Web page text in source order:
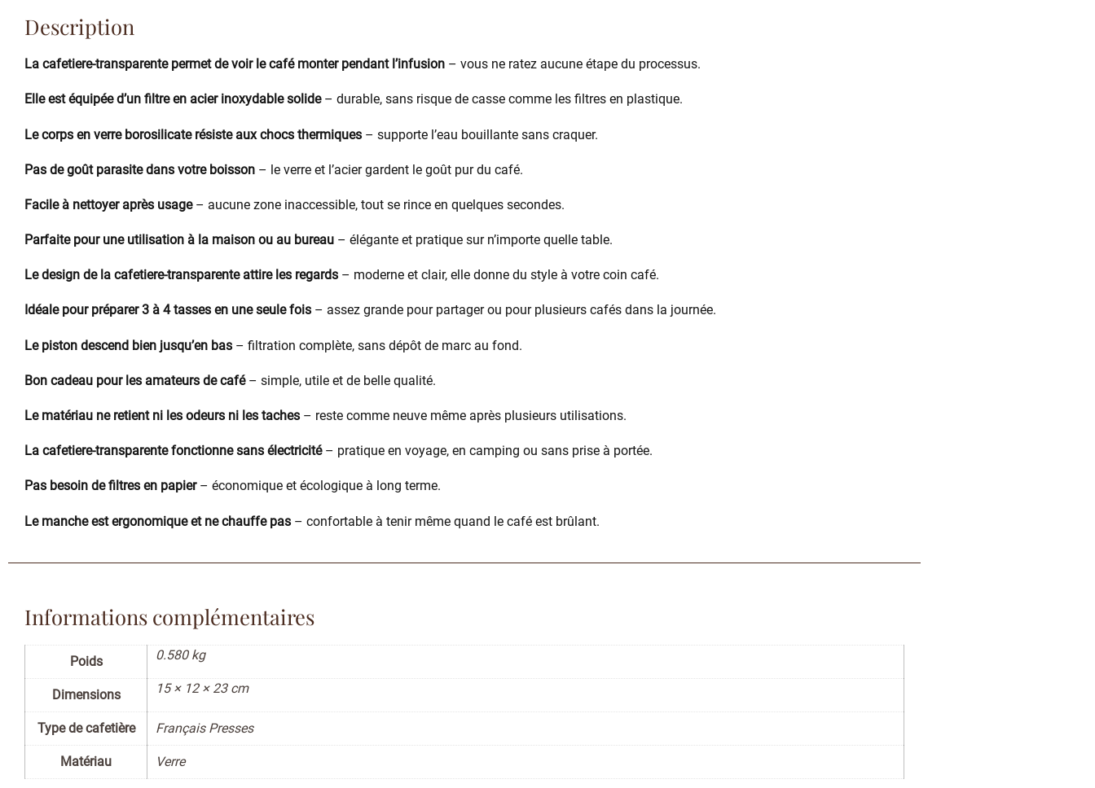
Description
La cafetiere-transparente permet de voir le café monter pendant l’infusion – vous ne ratez aucune étape du processus.
Elle est équipée d’un filtre en acier inoxydable solide– durable, sans risque de casse comme les filtres en plastique.
Le corps en verre borosilicate résiste aux chocs thermiques – supporte l’eau bouillante sans craquer.
Pas de goût parasite dans votre boisson – le verre et l’acier gardent le goût pur du café.
Facile à nettoyer après usage– aucune zone inaccessible, tout se rince en quelques secondes.
Parfaite pour une utilisation à la maison ou au bureau – élégante et pratique sur n’importe quelle table.
Le design de la cafetiere-transparente attire les regards – moderne et clair, elle donne du style à votre coin café.
Idéale pour préparer 3 à 4 tasses en une seule fois – assez grande pour partager ou pour plusieurs cafés dans la journée.
Le piston descend bien jusqu’en bas – filtration complète, sans dépôt de marc au fond.
Bon cadeau pour les amateurs de café– simple, utile et de belle qualité.
Le matériau ne retient ni les odeurs ni les taches – reste comme neuve même après plusieurs utilisations.
La cafetiere-transparente fonctionne sans électricité– pratique en voyage, en camping ou sans prise à portée.
Pas besoin de filtres en papier– économique et écologique à long terme.
Le manche est ergonomique et ne chauffe pas – confortable à tenir même quand le café est brûlant.
Informations complémentaires
Poids 0.580 kg
Dimensions 15 × 12 × 23 cm
Type de cafetière Français Presses
Matériau Verre